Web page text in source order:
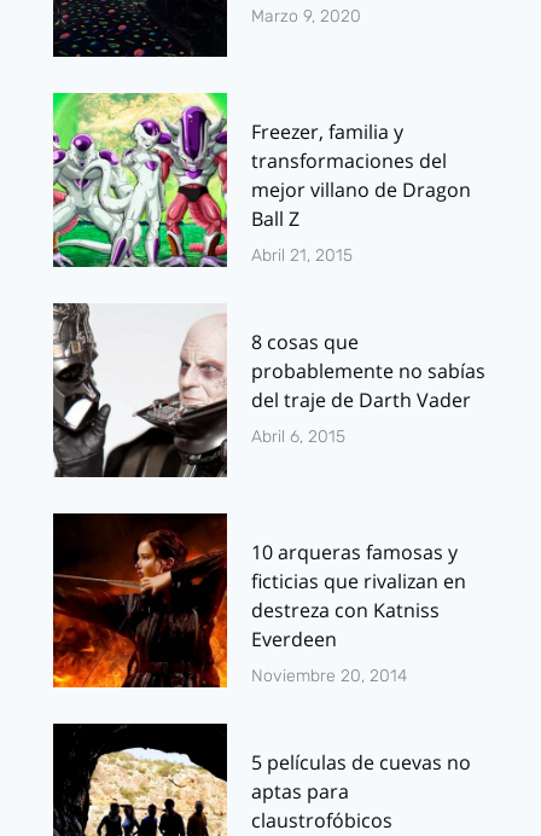
Marzo 9, 2020
Freezer, familia y
transformaciones del
mejor villano de Dragon
Ball Z
Abril 21, 2015
8 cosas que
probablemente no sabías
del traje de Darth Vader
Abril 6, 2015
10 arqueras famosas y
ficticias que rivalizan en
destreza con Katniss
Everdeen
Noviembre 20, 2014
5 películas de cuevas no
aptas para
claustrofóbicos